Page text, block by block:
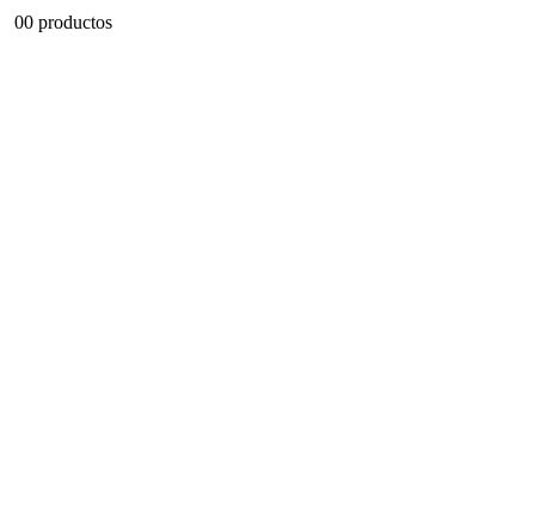
00 productos